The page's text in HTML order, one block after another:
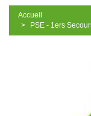
Accueil
PSE - 1ers